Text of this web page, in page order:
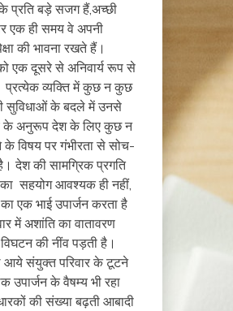
प्रति बड़े सजग हैं,अच्छी
एक ही समय वे अपनी
की भावना रखते हैं।
एक दूसरे से अनिवार्य रूप से
व्यक्ति में कुछ न कुछ
सुविधाओं के बदले में उनसे
के अनुरूप देश के लिए कुछ न
विषय पर गंभीरता से सोच-
देश की सामग्रिक प्रगति
सहयोग आवश्यक ही नहीं,
एक भाई उपार्जन करता है
में अशांति का वातावरण
की नींव पड़ती है।
आये संयुक्त परिवार के टूटने
उपार्जन के वैषम्य भी रहा
की संख्या बढ़ती आबादी